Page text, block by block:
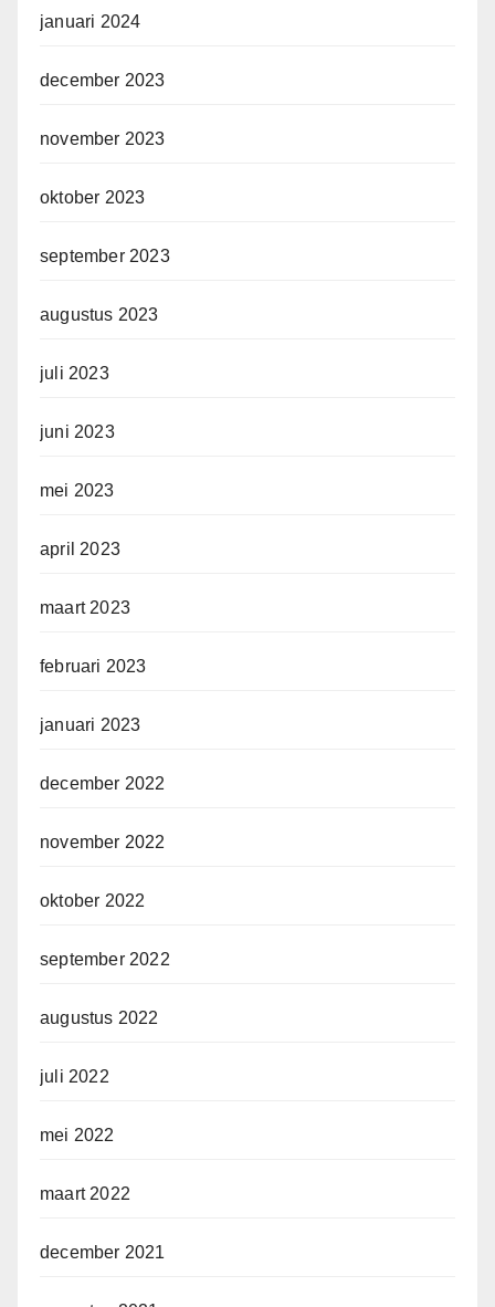
januari 2024
december 2023
november 2023
oktober 2023
september 2023
augustus 2023
juli 2023
juni 2023
mei 2023
april 2023
maart 2023
februari 2023
januari 2023
december 2022
november 2022
oktober 2022
september 2022
augustus 2022
juli 2022
mei 2022
maart 2022
december 2021